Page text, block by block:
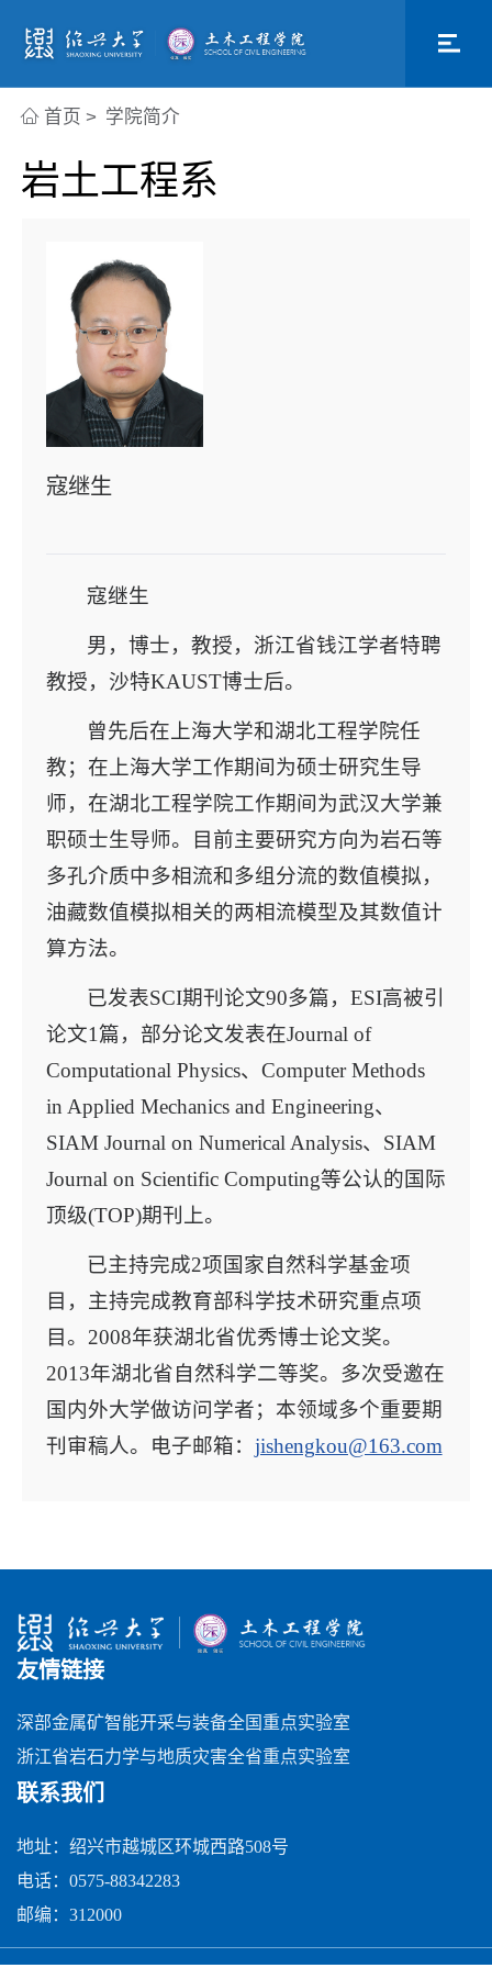
首页 > 学院简介
岩土工程系
寇继生
寇继生
男，博士，教授，浙江省钱江学者特聘
教授，沙特KAUST博士后。
曾先后在上海大学和湖北工程学院任
教；在上海大学工作期间为硕士研究生导
师，在湖北工程学院工作期间为武汉大学兼
职硕士生导师。目前主要研究方向为岩石等
多孔介质中多相流和多组分流的数值模拟，
油藏数值模拟相关的两相流模型及其数值计
算方法。
已发表SCI期刊论文90多篇，ESI高被引
论文1篇，部分论文发表在Journal of
Computational Physics、Computer Methods
in Applied Mechanics and Engineering、
SIAM Journal on Numerical Analysis、SIAM
Journal on Scientific Computing等公认的国际
顶级(TOP)期刊上。
已主持完成2项国家自然科学基金项
目，主持完成教育部科学技术研究重点项
目。2008年获湖北省优秀博士论文奖。
2013年湖北省自然科学二等奖。多次受邀在
国内外大学做访问学者；本领域多个重要期
刊审稿人。电子邮箱： jishengkou@163.com
友情链接
深部金属矿智能开采与装备全国重点实验室
浙江省岩石力学与地质灾害全省重点实验室
联系我们
地址：绍兴市越城区环城西路508号
电话：0575-88342283
邮编：312000